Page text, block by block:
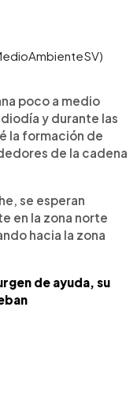
poco a medio
y durante las
la formación de
de la cadena
se esperan
en la zona norte
hacia la zona
de ayuda, su